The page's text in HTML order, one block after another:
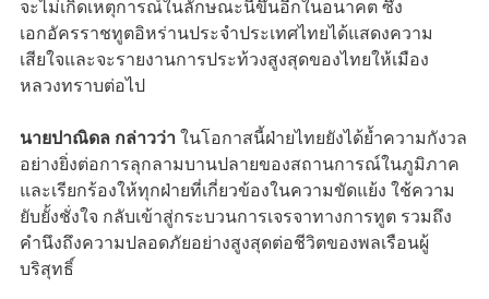
จะไม่เกิดเหตุการณ์ในลักษณะนี้ขึ้นอีกในอนาคต ซึ่ง
เอกอัครราชทูตอิหร่านประจำประเทศไทยได้แสดงความ
เสียใจและจะรายงานการประท้วงสูงสุดของไทยให้เมือง
หลวงทราบต่อไป
นายปาณิดล กล่าวว่า ในโอกาสนี้ฝ่ายไทยยังได้ย้ำความกังวล
อย่างยิ่งต่อการลุกลามบานปลายของสถานการณ์ในภูมิภาค
และเรียกร้องให้ทุกฝ่ายที่เกี่ยวข้องในความขัดแย้ง ใช้ความ
ยับยั้งชั่งใจ กลับเข้าสู่กระบวนการเจรจาทางการทูต รวมถึง
คำนึงถึงความปลอดภัยอย่างสูงสุดต่อชีวิตของพลเรือนผู้
บริสุทธิ์